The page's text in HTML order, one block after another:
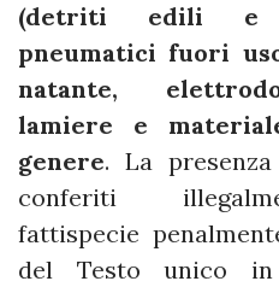
(detriti edili e
pneumatici fuori
natante,
lamiere e
genere. La
conferiti
fattispecie
del Testo unico